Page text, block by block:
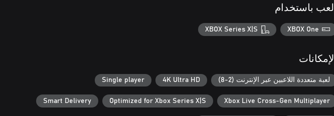
العب باستخدام
XBOX One
XBOX Series X|S
الإمكانات
لعبة متعددة اللاعبين عبر الإنترنت (2-8) 4K Ultra HD
Single player
Xbox Live Cross-Gen Multiplayer
Optimized for Xbox Series X|S
Smart Delivery